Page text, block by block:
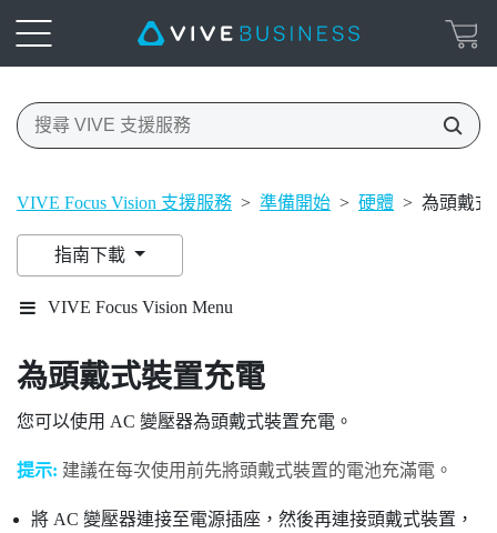
VIVE Focus Vision 支援服務 > 準備開始 > 硬體 > 為頭戴式
指南下載
VIVE Focus Vision Menu
為頭戴式裝置充電
您可以使用 AC 變壓器為頭戴式裝置充電。
提示: 建議在每次使用前先將頭戴式裝置的電池充滿電。
將 AC 變壓器連接至電源插座，然後再連接頭戴式裝置，